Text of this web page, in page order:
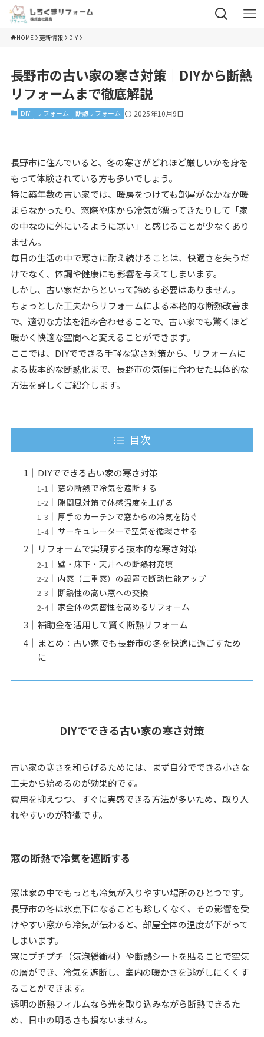
HOME 更新情報 DIY
長野市の古い家の寒さ対策｜DIYから断熱
リフォームまで徹底解説
DIY リフォーム 断熱リフォーム 2025年10月9日
長野市に住んでいると、冬の寒さがどれほど厳しいかを身を
もって体験されている方も多いでしょう。
特に築年数の古い家では、暖房をつけても部屋がなかなか暖
まらなかったり、窓際や床から冷気が漂ってきたりして「家
の中なのに外にいるように寒い」と感じることが少なくあり
ません。
毎日の生活の中で寒さに耐え続けることは、快適さを失うだ
けでなく、体調や健康にも影響を与えてしまいます。
しかし、古い家だからといって諦める必要はありません。
ちょっとした工夫からリフォームによる本格的な断熱改善ま
で、適切な方法を組み合わせることで、古い家でも驚くほど
暖かく快適な空間へと変えることができます。
ここでは、DIYでできる手軽な寒さ対策から、リフォームに
よる抜本的な断熱化まで、長野市の気候に合わせた具体的な
方法を詳しくご紹介します。
目次
DIYでできる古い家の寒さ対策
窓の断熱で冷気を遮断する
隙間風対策で体感温度を上げる
厚手のカーテンで窓からの冷気を防ぐ
サーキュレーターで空気を循環させる
リフォームで実現する抜本的な寒さ対策
壁・床下・天井への断熱材充填
内窓（二重窓）の設置で断熱性能アップ
断熱性の高い窓への交換
家全体の気密性を高めるリフォーム
補助金を活用して賢く断熱リフォーム
まとめ：古い家でも長野市の冬を快適に過ごすため
に
DIYでできる古い家の寒さ対策
古い家の寒さを和らげるためには、まず自分でできる小さな
工夫から始めるのが効果的です。
費用を抑えつつ、すぐに実感できる方法が多いため、取り入
れやすいのが特徴です。
窓の断熱で冷気を遮断する
窓は家の中でもっとも冷気が入りやすい場所のひとつです。
長野市の冬は氷点下になることも珍しくなく、その影響を受
けやすい窓から冷気が伝わると、部屋全体の温度が下がって
しまいます。
窓にプチプチ（気泡緩衝材）や断熱シートを貼ることで空気
の層ができ、冷気を遮断し、室内の暖かさを逃がしにくくす
ることができます。
透明の断熱フィルムなら光を取り込みながら断熱できるた
め、日中の明るさも損ないません。